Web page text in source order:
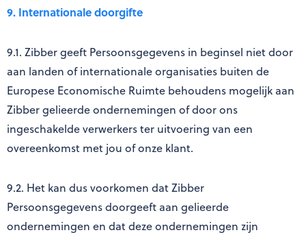
9. Internationale doorgifte
9.1. Zibber geeft Persoonsgegevens in beginsel niet door
aan landen of internationale organisaties buiten de
Europese Economische Ruimte behoudens mogelijk aan
Zibber gelieerde ondernemingen of door ons
ingeschakelde verwerkers ter uitvoering van een
overeenkomst met jou of onze klant.
9.2. Het kan dus voorkomen dat Zibber
Persoonsgegevens doorgeeft aan gelieerde
ondernemingen en dat deze ondernemingen zijn